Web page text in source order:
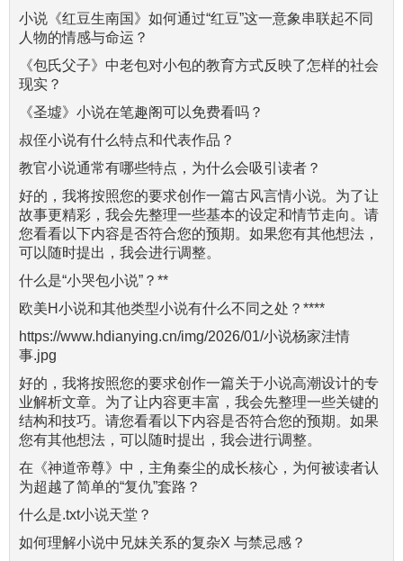
小说《红豆生南国》如何通过“红豆”这一意象串联起不同
人物的情感与命运？
《包氏父子》中老包对小包的教育方式反映了怎样的社会
现实？
《圣墟》小说在笔趣阁可以免费看吗？
叔侄小说有什么特点和代表作品？
教官小说通常有哪些特点，为什么会吸引读者？
好的，我将按照您的要求创作一篇古风言情小说。为了让
故事更精彩，我会先整理一些基本的设定和情节走向。请
您看看以下内容是否符合您的预期。如果您有其他想法，
可以随时提出，我会进行调整。
什么是“小哭包小说”？**
欧美H小说和其他类型小说有什么不同之处？****
https://www.hdianying.cn/img/2026/01/小说杨家洼情
事.jpg
好的，我将按照您的要求创作一篇关于小说高潮设计的专
业解析文章。为了让内容更丰富，我会先整理一些关键的
结构和技巧。请您看看以下内容是否符合您的预期。如果
您有其他想法，可以随时提出，我会进行调整。
在《神道帝尊》中，主角秦尘的成长核心，为何被读者认
为超越了简单的“复仇”套路？
什么是.txt小说天堂？
如何理解小说中兄妹关系的复杂X 与禁忌感？